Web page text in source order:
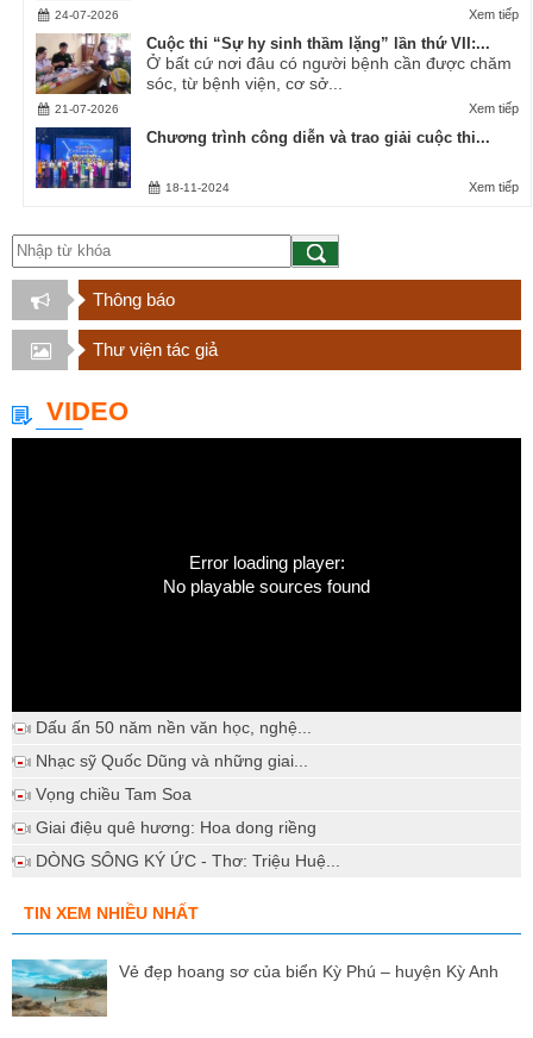
Xem tiếp
24-07-2026
Cuộc thi “Sự hy sinh thầm lặng” lần thứ VII:...
Ở bất cứ nơi đâu có người bệnh cần được chăm
sóc, từ bệnh viện, cơ sở...
Xem tiếp
21-07-2026
Chương trình công diễn và trao giải cuộc thi...
Xem tiếp
18-11-2024
Thông báo
Thư viện tác giả
VIDEO
Error loading player:
No playable sources found
Dấu ấn 50 năm nền văn học, nghệ...
Nhạc sỹ Quốc Dũng và những giai...
Vọng chiều Tam Soa
Giai điệu quê hương: Hoa dong riềng
DÒNG SÔNG KÝ ỨC - Thơ: Triệu Huệ...
TIN XEM NHIỀU NHẤT
Vẻ đẹp hoang sơ của biển Kỳ Phú – huyện Kỳ Anh